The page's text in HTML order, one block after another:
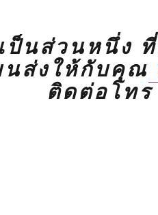
ป็นส่วนหนึ่ง
นส่งให้กับคุณ
ติดต่อโท